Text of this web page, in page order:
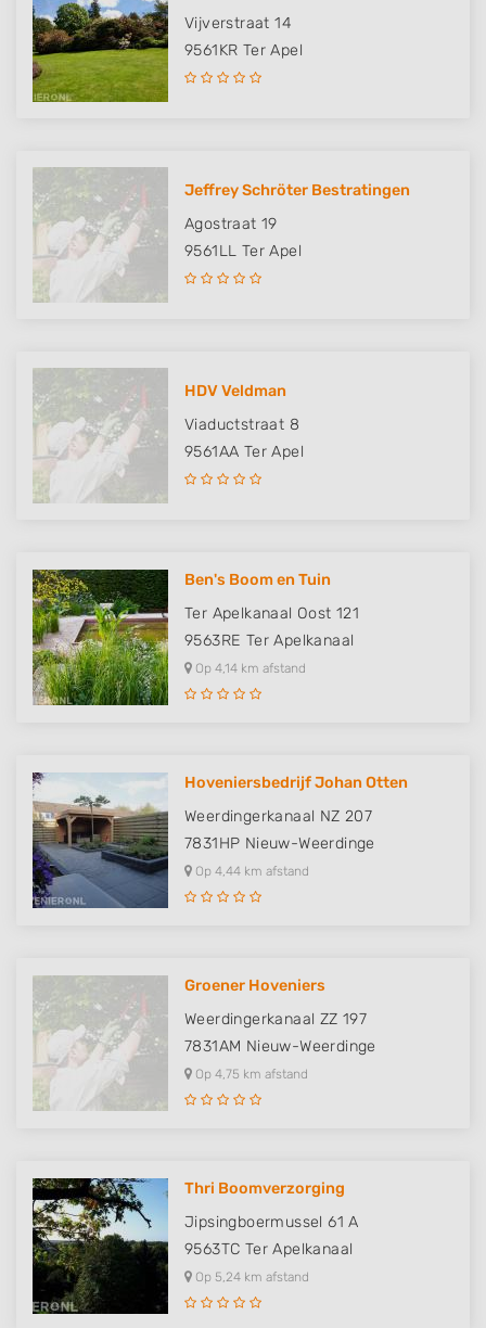
Vijverstraat 14
9561KR Ter Apel
Jeffrey Schröter Bestratingen
Agostraat 19
9561LL Ter Apel
HDV Veldman
Viaductstraat 8
9561AA Ter Apel
Ben's Boom en Tuin
Ter Apelkanaal Oost 121
9563RE Ter Apelkanaal
Op 4,14 km afstand
Hoveniersbedrijf Johan Otten
Weerdingerkanaal NZ 207
7831HP Nieuw-Weerdinge
Op 4,44 km afstand
Groener Hoveniers
Weerdingerkanaal ZZ 197
7831AM Nieuw-Weerdinge
Op 4,75 km afstand
Thri Boomverzorging
Jipsingboermussel 61 A
9563TC Ter Apelkanaal
Op 5,24 km afstand